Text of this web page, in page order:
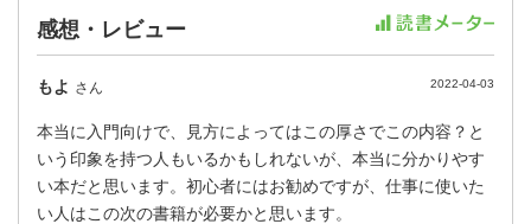
感想・レビュー
もよ さん 2022-04-03
本当に入門向けで、見方によってはこの厚さでこの内容？と
いう印象を持つ人もいるかもしれないが、本当に分かりやす
い本だと思います。初心者にはお勧めですが、仕事に使いた
い人はこの次の書籍が必要かと思います。